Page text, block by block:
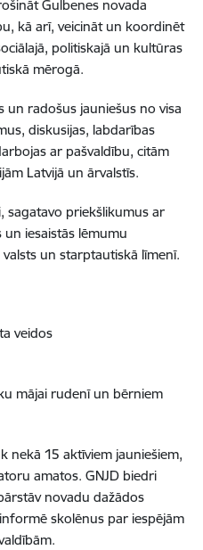
Gulbenes novada
kā arī, veicināt un koordinēt
politiskajā un kultūras
mērogā.
un radošus jauniešus no visa
diskusijas, labdarības
ar pašvaldību, citām
Latvijā un ārvalstīs.
sagatavo priekšlikumus ar
iesaistās lēmumu
un starptautiskā līmenī.
veidos
mājai rudenī un bērniem
nekā 15 aktīviem jauniešiem,
amatos. GNJD biedri
novadu dažādos
skolēnus par iespējām